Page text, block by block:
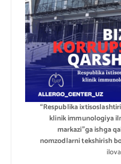
“Respublika
klinik immunologiya
markazi”ga ishga
nomzodlarni tekshirish